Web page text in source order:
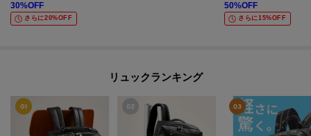
30%OFF
さらに20%OFF
50%OFF
さらに15%OFF
リュックランキング